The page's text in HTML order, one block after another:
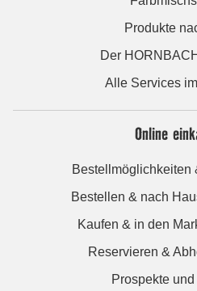
Produkte
Der
Alle Services
Online
Bestellmöglichkeiten
Bestellen & nach
Kaufen & in den
Reservieren &
Prospekte